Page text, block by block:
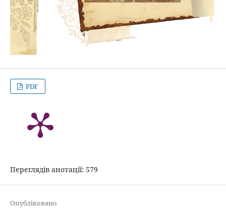
PDF
Переглядів анотації: 579
Опубліковано